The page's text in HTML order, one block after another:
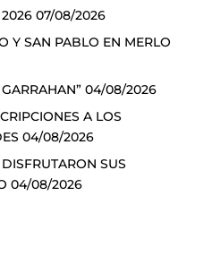
07/08/2026
Y SAN PABLO EN MERLO
04/08/2026
A LOS
04/08/2026
SUS
04/08/2026